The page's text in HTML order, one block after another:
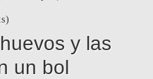
y las
un bol